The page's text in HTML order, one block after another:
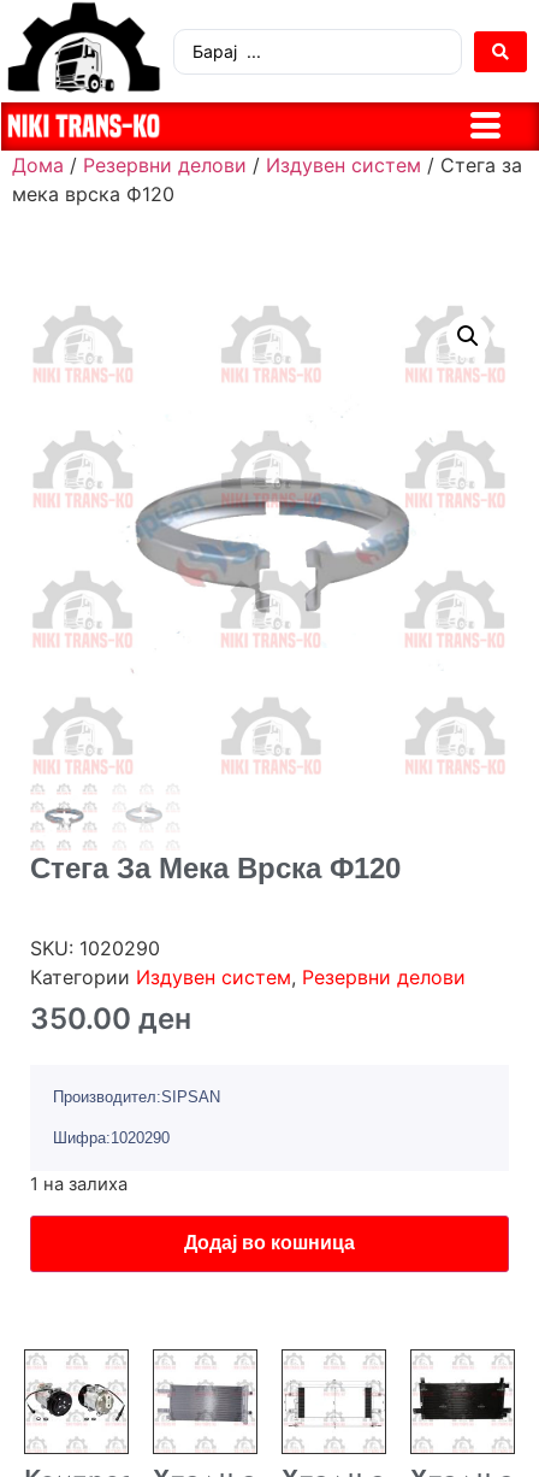
Дома / Резервни делови / Издувен систем / Стега за
мека врска Ф120
Стега За Мека Врска Ф120
SKU: 1020290
Категории Издувен систем, Резервни делови
350.00 ден
Производител:SIPSAN
Шифра:1020290
1 на залиха
Додај во кошница